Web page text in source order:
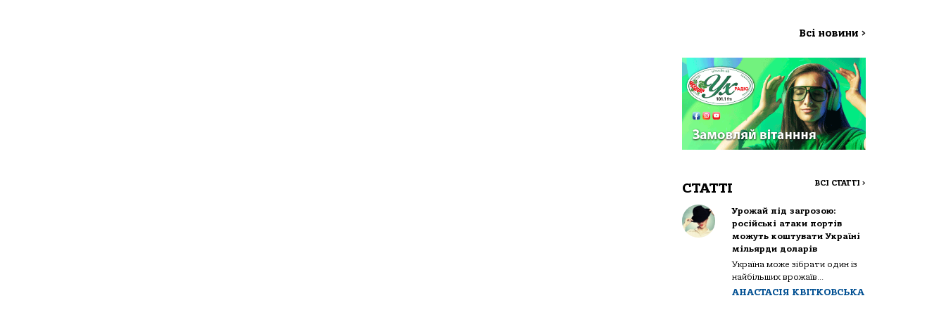
Всі новини >
СТАТТІ ВСІ СТАТТІ >
Урожай під загрозою:
російські атаки портів
можуть коштувати Україні
мільярди доларів
Україна може зібрати один із
найбільших врожаїв...
АНАСТАСІЯ КВІТКОВСЬКА